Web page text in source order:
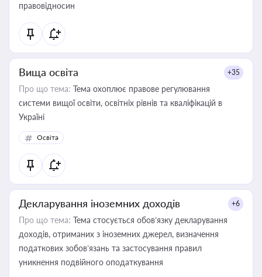
правовідносин
Вища освіта +35
Про що тема: Тема охоплює правове регулювання
системи вищої освіти, освітніх рівнів та кваліфікацій в
Україні
Освіта
Декларування іноземних доходів +6
Про що тема: Тема стосується обов’язку декларування
доходів, отриманих з іноземних джерел, визначення
податкових зобов’язань та застосування правил
уникнення подвійного оподаткування